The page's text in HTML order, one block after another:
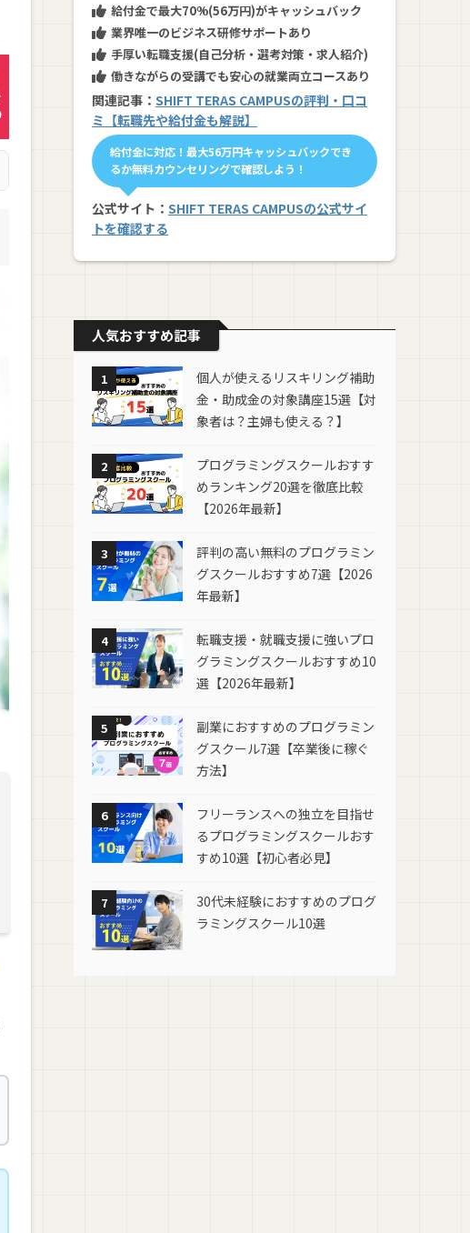
給付金で最大70%(56万円)がキャッシュバック
業界唯一のビジネス研修サポートあり
手厚い転職支援(自己分析・選考対策・求人紹介)
働きながらの受講でも安心の就業両立コースあり
関連記事： SHIFT TERAS CAMPUSの評判・口コ
ミ【転職先や給付金も解説】
給付金に対応！最大56万円キャッシュバックでき
るか無料カウンセリングで確認しよう！
公式サイト： SHIFT TERAS CAMPUSの公式サイ
トを確認する
人気おすすめ記事
1
個人が使えるリスキリング補助
金・助成金の対象講座15選【対
象者は？主婦も使える？】
2
プログラミングスクールおすす
めランキング20選を徹底比較
【2026年最新】
3
評判の高い無料のプログラミン
グスクールおすすめ7選【2026
年最新】
4
転職支援・就職支援に強いプロ
グラミングスクールおすすめ10
選【2026年最新】
5
副業におすすめのプログラミン
グスクール7選【卒業後に稼ぐ
方法】
6
フリーランスへの独立を目指せ
るプログラミングスクールおす
すめ10選【初心者必見】
7
30代未経験におすすめのプログ
ラミングスクール10選